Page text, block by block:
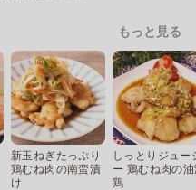
もっと見る
新玉ねぎたっぷり
鶏むね肉の南蛮漬
け
しっとりジュー
ー 鶏むね肉の
鶏